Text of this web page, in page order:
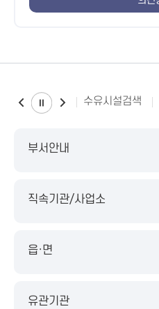
수유시설검색
부서안내
직속기관/사업소
읍·면
유관기관